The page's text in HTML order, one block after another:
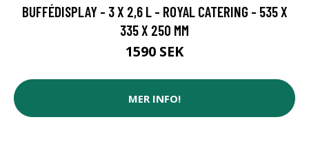
BUFFÉDISPLAY - 3 X 2,6 L - ROYAL CATERING - 535 X
335 X 250 MM
1590 SEK
MER INFO!